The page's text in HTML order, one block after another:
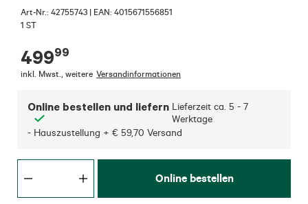
Art-Nr.: 42755743 | EAN: 4015671556851
1 ST
49999
inkl. Mwst. weitere Versandinformationen
Online bestellen und liefern Lieferzeit ca. 5 - 7
Werktage
- Hauszustellung + € 59,70 Versand
Online bestellen